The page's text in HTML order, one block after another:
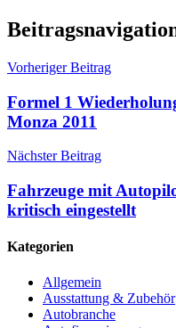
Vorheriger Beitrag
Formel 1
Monza 2011
Nächster Beitrag
Fahrzeuge mit
kritisch eingestellt
Kategorien
Allgemein
Ausstattung & Zubehör
Autobranche